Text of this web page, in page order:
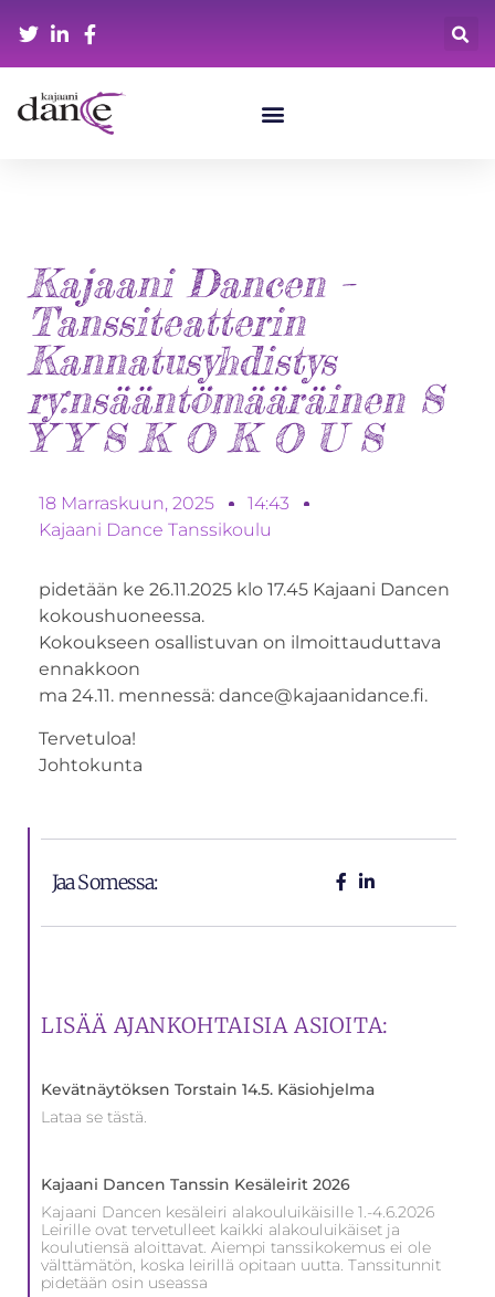
Kajaani Dancen –
Tanssiteatterin
Kannatusyhdistys
ry:nsääntömääräinen S
Y Y S K O K O U S
18 Marraskuun, 2025
14:43
Kajaani Dance Tanssikoulu
pidetään ke 26.11.2025 klo 17.45 Kajaani Dancen
kokoushuoneessa.
Kokoukseen osallistuvan on ilmoittauduttava
ennakkoon
ma 24.11. mennessä: dance@kajaanidance.fi.
Tervetuloa!
Johtokunta
Jaa Somessa:
LISÄÄ AJANKOHTAISIA ASIOITA:
Kevätnäytöksen Torstain 14.5. Käsiohjelma
Lataa se tästä.
Kajaani Dancen Tanssin Kesäleirit 2026
Kajaani Dancen kesäleiri alakouluikäisille 1.-4.6.2026
Leirille ovat tervetulleet kaikki alakouluikäiset ja
koulutiensä aloittavat. Aiempi tanssikokemus ei ole
välttämätön, koska leirillä opitaan uutta. Tanssitunnit
pidetään osin useassa